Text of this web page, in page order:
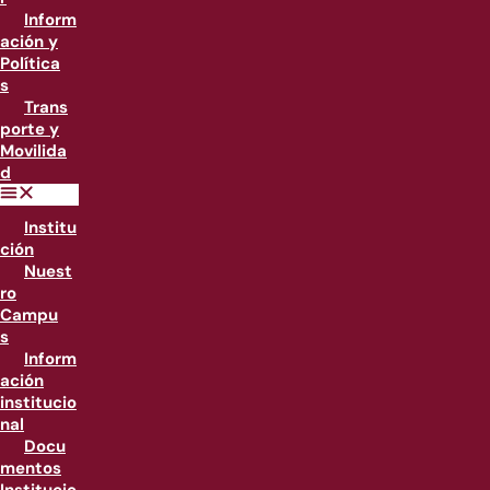
Inform
ación y
Política
s
Trans
porte y
Movilida
d
Institu
ción
Nuest
ro
Campu
s
Inform
ación
institucio
nal
Docu
mentos